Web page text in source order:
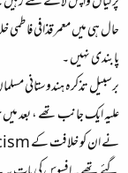
حال ہی میں معمر قذافی فاطمی
پابندی نہیں ۔
برسبیل تذکرہ ہندوستانی
علیہ ایک جانب تھے ، بعد